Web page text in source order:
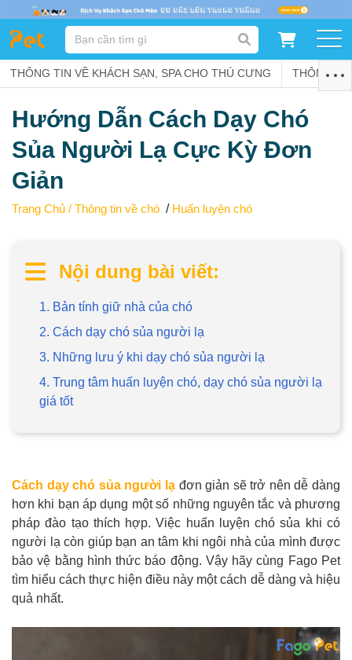
DANH MỤC SẢN PHẨM
SẢN PHẨM DÀNH CHO MÈO SẢN PHẨM DÀNH CHO CHÓ
SẨN PHẨM THEO THƯƠNG HIỆU
DỊCH VỤ
Khách sạn chó mèo Spa chó mèo
Dịch vụ cắt tỉa lông chó
mèo
Dịch vụ huấn luyện chó
Dịch vụ mua bán chó
THÔNG TIN VỀ KHÁCH SẠN, SPA CHO THÚ CƯNG THÔNG
Hướng Dẫn Cách Dạy Chó
Sủa Người Lạ Cực Kỳ Đơn
Giản
Trang Chủ / Thông tin về chó / Huấn luyện chó
Nội dung bài viết:
1. Bản tính giữ nhà của chó
2. Cách dạy chó sủa người lạ
3. Những lưu ý khi dạy chó sủa người lạ
4. Trung tâm huấn luyện chó, dạy chó sủa người lạ
giá tốt
Cách dạy chó sủa người lạđơn giản sẽ trở nên dễ dàng
hơn khi bạn áp dụng một số những nguyên tắc và phương
pháp đào tạo thích hợp. Việc huấn luyện chó sủa khi có
người lạ còn giúp bạn an tâm khi ngôi nhà của mình được
bảo vệ bằng hình thức báo động. Vậy hãy cùng Fago Pet
tìm hiểu cách thực hiện điều này một cách dễ dàng và hiệu
quả nhất.